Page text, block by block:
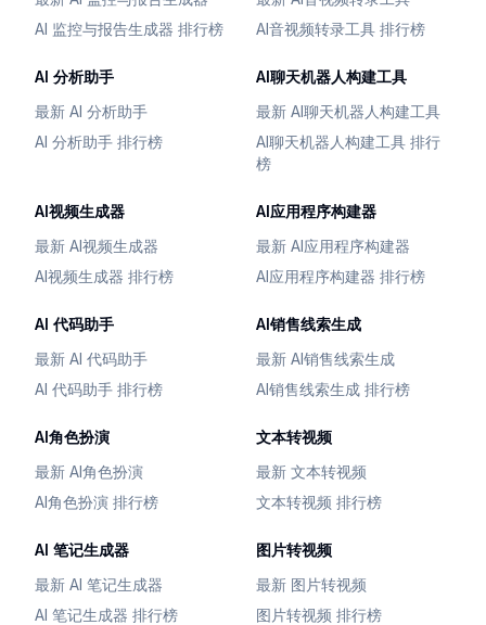
AI 监控与报告生成器 排行榜
AI音视频转录工具 排行榜
AI 分析助手
最新 AI 分析助手
AI 分析助手 排行榜
AI聊天机器人构建工具
最新 AI聊天机器人构建工具
AI聊天机器人构建工具 排行
榜
AI视频生成器
最新 AI视频生成器
AI视频生成器 排行榜
AI应用程序构建器
最新 AI应用程序构建器
AI应用程序构建器 排行榜
AI 代码助手
最新 AI 代码助手
AI 代码助手 排行榜
AI销售线索生成
最新 AI销售线索生成
AI销售线索生成 排行榜
AI角色扮演
最新 AI角色扮演
AI角色扮演 排行榜
文本转视频
最新 文本转视频
文本转视频 排行榜
AI 笔记生成器
最新 AI 笔记生成器
AI 笔记生成器 排行榜
图片转视频
最新 图片转视频
图片转视频 排行榜